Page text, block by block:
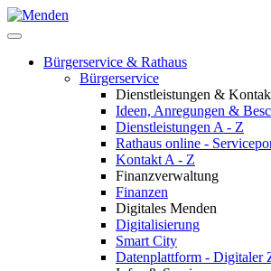
Bürgerservice & Rathaus
Bürgerservice
Dienstleistungen &
Ideen, Anregungen &
Dienstleistungen A - Z
Rathaus online -
Kontakt A - Z
Finanzverwaltung
Finanzen
Digitales Menden
Digitalisierung
Smart City
Datenplattform - Digitaler